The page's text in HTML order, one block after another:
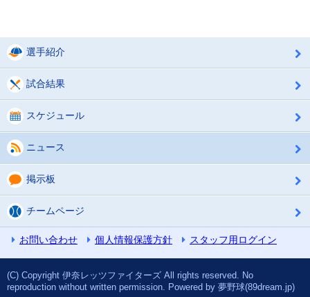
選手紹介
試合結果
スケジュール
ニュース
掲示板
チームページ
お問い合わせ 個人情報保護方針 スタッフ用ログイン
(C) Copyright 伊奈レッツファイターズ All rights reserved. No
reproduction without written permission. Powered by 夢野球(89dream.jp)